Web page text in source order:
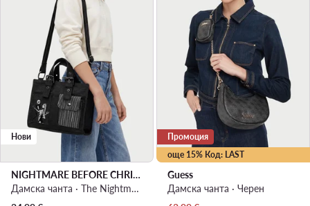
Нови
NIGHTMARE BEFORE CHRISTMAS
Дамска чанта · The Nightmare Before Christmas · Черен
още 15% Код: LAST
Промоция
Guess
Дамска чанта · Черен